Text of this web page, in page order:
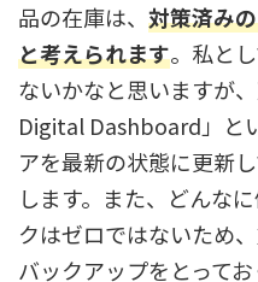
品の在庫は、 対策済み
と考えられます。私と
ないかなと思いますが
Digital Dashboard」と
アを最新の状態に更新
します。また、どんな
クはゼロではないため
バックアップをとって